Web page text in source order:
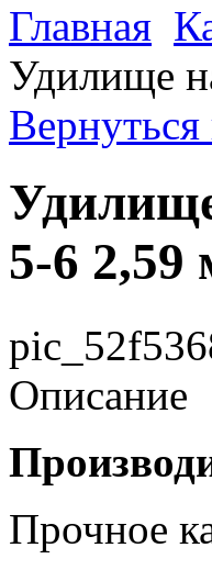
Главная
Удилище
5-6 2,59
Описание
Прочное